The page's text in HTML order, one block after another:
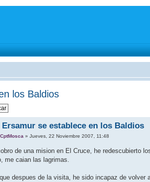
los Baldios
Ersamur se establece en los Baldios
CptMosca » Jueves, 22 Noviembre 2007, 11:48
de una mision en El Cruce, he redescubierto
me caian las lagrimas.
despues de la visita, he sido incapaz de